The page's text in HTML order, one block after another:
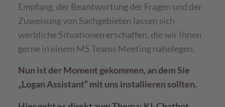
Empfang, der Beantwortung der Fragen und der
Zuweisung von Sachgebieten lassen sich
werbliche Situationen erschaffen, die wir Ihnen
gerne in einem MS Teams Meeting nahelegen.
Nun ist der Moment gekommen, an dem Sie
„Logan Assistant“ mit uns installieren sollten.